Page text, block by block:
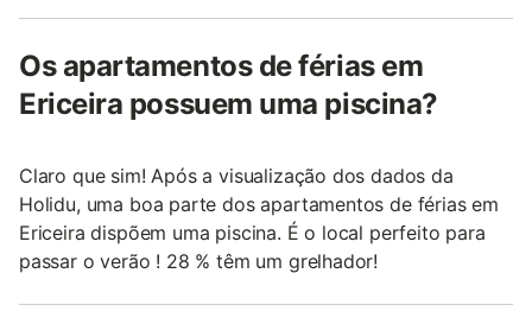
Os apartamentos de férias em
Ericeira possuem uma piscina?
Claro que sim! Após a visualização dos dados da
Holidu, uma boa parte dos apartamentos de férias em
Ericeira dispõem uma piscina. É o local perfeito para
passar o verão ! 28 % têm um grelhador!